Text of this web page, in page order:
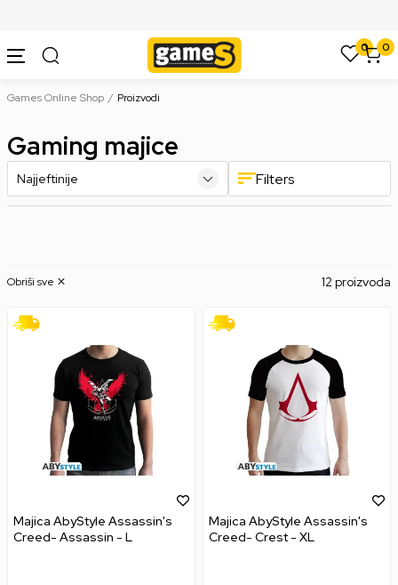
0 0
Games Online Shop Proizvodi
Gaming majice
Filters
12 proizvoda
Obriši sve
Majica AbyStyle Assassin's
Creed- Assassin - L
Majica AbyStyle Assassin's
Creed- Crest - XL